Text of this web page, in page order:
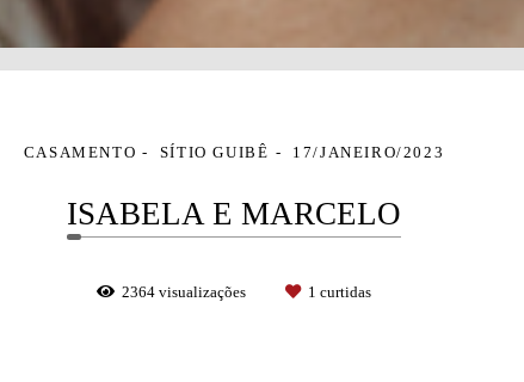
CASAMENTO SÍTIO GUIBÊ 17/JANEIRO/2023
ISABELA E MARCELO
2364 visualizações 1 curtidas